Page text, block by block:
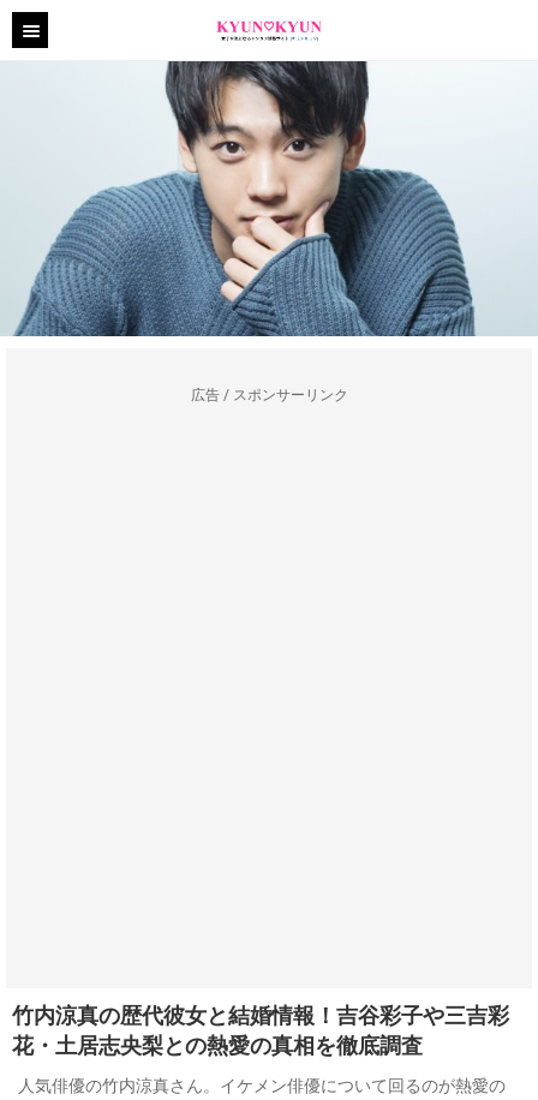
広告 / スポンサーリンク
竹内涼真の歴代彼女と結婚情報！吉谷彩子や三吉彩
花・土居志央梨との熱愛の真相を徹底調査
人気俳優の竹内涼真さん。イケメン俳優について回るのが熱愛の